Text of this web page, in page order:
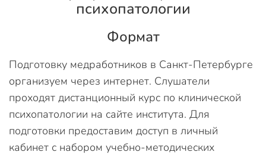
психопатологии
Формат
Подготовку медработников в Санкт-Петербурге
организуем через интернет. Слушатели
проходят дистанционный курс по клинической
психопатологии на сайте института. Для
подготовки предоставим доступ в личный
кабинет с набором учебно-методических